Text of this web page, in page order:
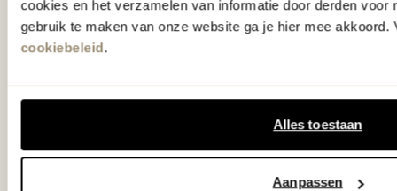
cookies en het verzamelen van informatie door derden voor
gebruik te maken van onze website ga je hier mee akkoord.
cookiebeleid.
Alles toestaan
Aanpassen
'Weer verliefd op je huis' niet? We
hebben met liefde de mooiste woon-,
klassiekers en de nieuwste ontwerpen
in verrassende materialen en kleuren!